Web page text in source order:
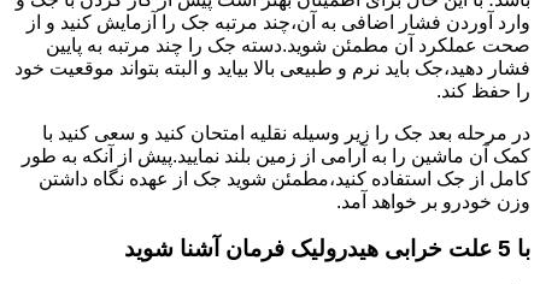
وارد آوردن فشار اضافی به آن،چند مرتبه جک را آزمایش کنید و از
صحت عملکرد آن مطمئن شوید.دسته جک را چند مرتبه به پایین
فشار دهید،جک باید نرم و طبیعی بالا بیاید و البته بتواند موقعیت خود
را حفظ کند.
در مرحله بعد جک را زیر وسیله نقلیه امتحان کنید و سعی کنید با
کمک آن ماشین را به آرامی از زمین بلند نمایید.پیش از آنکه به طور
کامل از جک استفاده کنید،مطمئن شوید جک از عهده نگاه داشتن
وزن خودرو بر خواهد آمد.
با 5 علت خرابی هیدرولیک فرمان آشنا شوید